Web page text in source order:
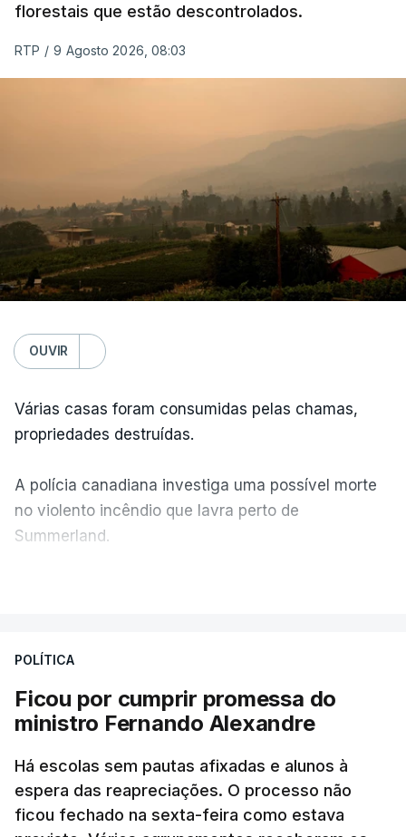
florestais que estão descontrolados.
RTP / 9 Agosto 2026, 08:03
OUVIR
Várias casas foram consumidas pelas chamas,
propriedades destruídas.
A polícia canadiana investiga uma possível morte
no violento incêndio que lavra perto de
Summerland.
ERRO100
ERROR ON HTML5 MEDIA ELEMENT
ESTE CONTEÚDO ESTÁ NESTE
MOMENTO INDISPONÍVEL
POLÍTICA
Ficou por cumprir promessa do
ministro Fernando Alexandre
Há escolas sem pautas afixadas e alunos à
espera das reapreciações. O processo não
ficou fechado na sexta-feira como estava